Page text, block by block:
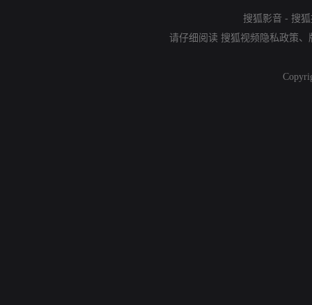
搜狐影音 - 搜
请仔细阅读 搜狐视频隐私政策、